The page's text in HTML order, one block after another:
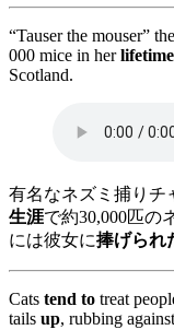
“Tauser the mouser”
000 mice in herlifetime
Scotland.
有名なネズミ捕りチ
生涯で約30,000匹の
には彼女に捧げられ
Cats tend to treat
tails up, rubbing